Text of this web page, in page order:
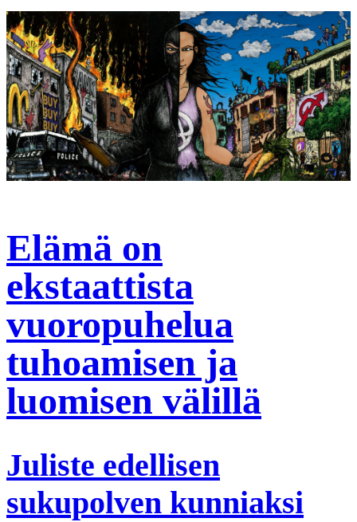
Elämä on
ekstaattista
vuoropuhelua
tuhoamisen ja
luomisen välillä
Juliste edellisen
sukupolven kunniaksi